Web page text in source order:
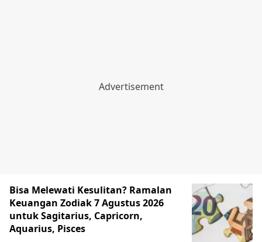
Bisa Melewati Kesulitan? Ramalan
Keuangan Zodiak 7 Agustus 2026
untuk Sagitarius, Capricorn,
Aquarius, Pisces